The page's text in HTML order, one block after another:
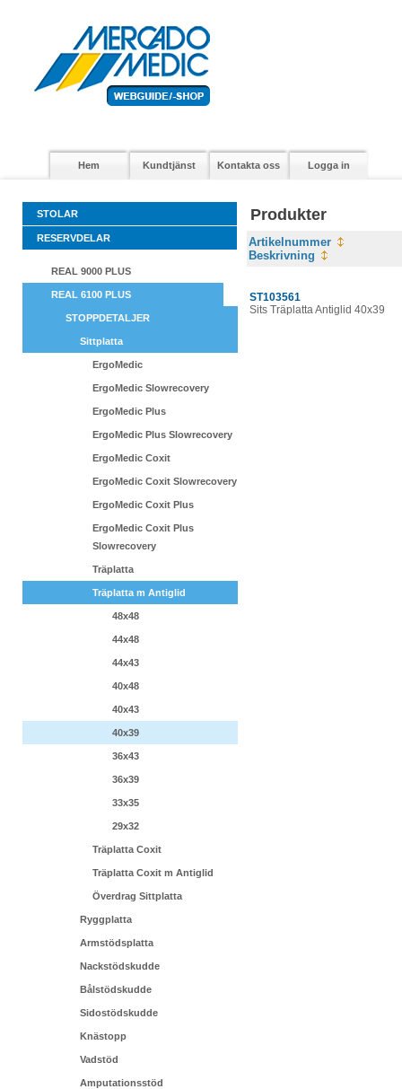
Hem Kundtjänst Kontakta oss Logga in
STOLAR
RESERVDELAR
REAL 9000 PLUS
REAL 6100 PLUS
STOPPDETALJER
Sittplatta
ErgoMedic
ErgoMedic Slowrecovery
ErgoMedic Plus
ErgoMedic Plus Slowrecovery
ErgoMedic Coxit
ErgoMedic Coxit Slowrecovery
ErgoMedic Coxit Plus
ErgoMedic Coxit Plus
Slowrecovery
Träplatta
Träplatta m Antiglid
48x48
44x48
44x43
40x48
40x43
40x39
36x43
36x39
33x35
29x32
Träplatta Coxit
Träplatta Coxit m Antiglid
Överdrag Sittplatta
Ryggplatta
Armstödsplatta
Nackstödskudde
Bålstödskudde
Sidostödskudde
Knästopp
Vadstöd
Amputationsstöd
Produkter
Artikelnummer
Beskrivning
ST103561
Sits Träplatta Antiglid 40x39